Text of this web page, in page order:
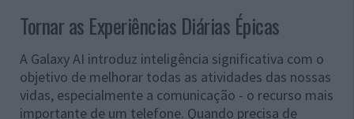
Tornar as Experiências Diárias Épicas
A Galaxy AI introduz inteligência significativa com o
objetivo de melhorar todas as atividades das nossas
vidas, especialmente a comunicação - o recurso mais
importante de um telefone. Quando precisa de